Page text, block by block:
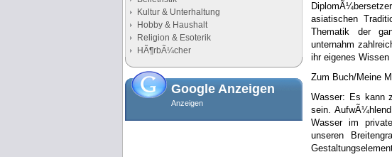
Kultur & Unterhaltung
Hobby & Haushalt
Religion & Esoterik
HÃ¶rbÃ¼cher
Google Anzeigen
Anzeigen
asiatischen
Thematik der
unternahm
ihr eigenes
Zum Buch/Meine
Wasser: Es kann
sein.
Wasser im
unseren